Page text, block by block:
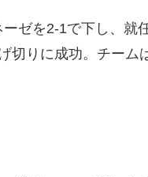
ゼを2-1で下し、就
切りに成功。チーム